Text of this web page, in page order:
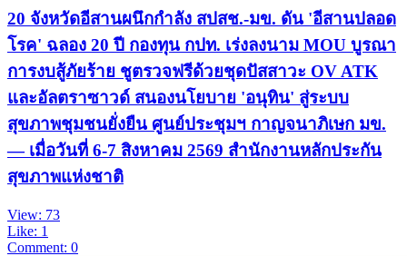
20 จังหวัดอีสานผนึกกำลัง สปสช.-มข. ดัน 'อีสานปลอด
โรค' ฉลอง 20 ปี กองทุน กปท. เร่งลงนาม MOU บูรณา
การงบสู้ภัยร้าย ชูตรวจฟรีด้วยชุดปัสสาวะ OV ATK
และอัลตราซาวด์ สนองนโยบาย 'อนุทิน' สู่ระบบ
สุขภาพชุมชนยั่งยืน ศูนย์ประชุมฯ กาญจนาภิเษก มข.
— เมื่อวันที่ 6-7 สิงหาคม 2569 สำนักงานหลักประกัน
สุขภาพแห่งชาติ
View: 73
Like: 1
Comment: 0